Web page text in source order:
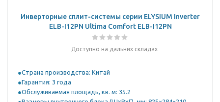
Инверторные сплит-системы серии ELYSIUM Inverter
ELB-I12PN Ultima Comfort ELB-I12PN
Доступно на дальних складах
Страна производства: Китай
Гарантия: 3 года
Обслуживаемая площадь, кв. м: 35.2